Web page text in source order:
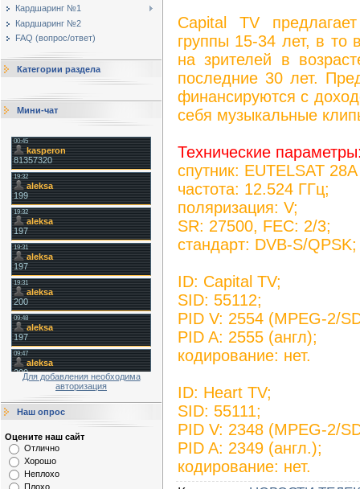
Кардшаринг №1
Кардшаринг №2
FAQ (вопрос/ответ)
Категории раздела
Мини-чат
Для добавления необходима
авторизация
Наш опрос
Оцените наш сайт
Отлично
Хорошо
Неплохо
Плохо
Capital TV
группы 15-34 лет, в то
на зрителей в
последние 30 лет.
финансируются с
себя музыкальные
Технические
спутник: EUTELSAT
частота: 12.524 ГГц;
поляризация: V;
SR: 27500, FEC: 2/3;
стандарт: DVB-S/QPSK;
ID: Capital TV;
SID: 55112;
PID V: 2554 (MPEG-2/
PID A: 2555 (англ);
кодирование: нет.
ID: Heart TV;
SID: 55111;
PID V: 2348 (MPEG-2/
PID A: 2349 (англ.);
кодирование: нет.